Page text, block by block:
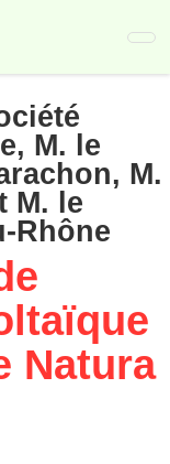
M. le
M.
M. le
Rhône
Natura